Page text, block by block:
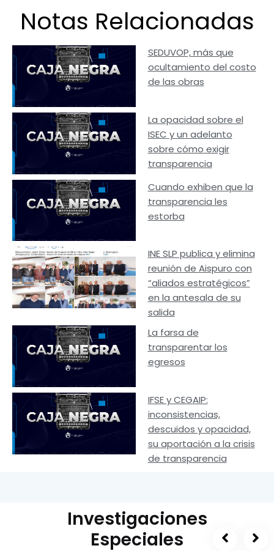
Notas Relacionadas
SEDUVOP, más que
ocultamiento del costo
de las obras
La opacidad sobre el
ISEC y un adelanto
sobre cómo exigir
transparencia
Cuando exhiben que la
transparencia les
estorba
INE SLP publica y elimina
reunión de Aispuro con
“aliados estratégicos”
en la antesala de su
salida
La farsa de
transparentar los
egresos
IFSE y CEGAIP:
inconsistencias,
descuidos y opacidad,
su aportación a la crisis
de transparencia
Investigaciones
Especiales